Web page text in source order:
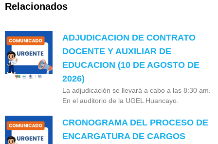
Relacionados
ADJUDICACION DE CONTRATO
DOCENTE Y AUXILIAR DE
EDUCACION (10 DE AGOSTO DE
2026)
La adjudicación se llevará a cabo a las 8:30 am.
En el auditorio de la UGEL Huancayo.
CRONOGRAMA DEL PROCESO DE
ENCARGATURA DE CARGOS